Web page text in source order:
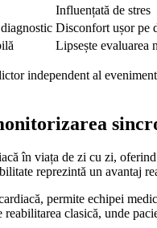
Influențată de stres
Disconfort ușor pe
Lipsește evaluarea
independent al
în viața de zi cu zi,
reprezintă un avantaj
permite echipei
clasică, unde